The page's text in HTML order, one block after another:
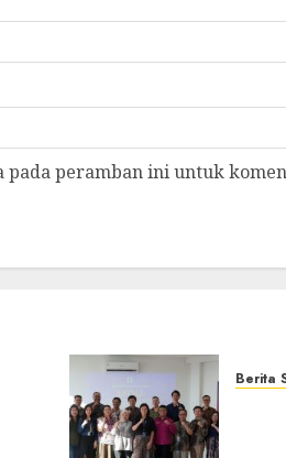
pada peramban ini untuk
Berita